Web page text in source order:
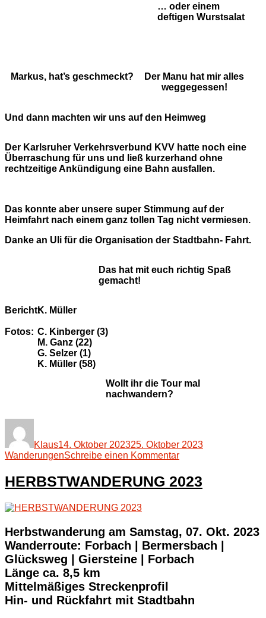
… oder einem
deftigen Wurstsalat
Markus, hat’s geschmeckt?
Der Manu hat mir alles
weggegessen!
Und dann machten wir uns auf den Heimweg
Der Karlsruher Verkehrsverbund KVV hatte noch eine
Überraschung für uns und ließ kurzerhand ohne
rechtzeitige Ankündigung eine Bahn ausfallen.
Das konnte aber unsere super Stimmung auf der
Heimfahrt nach einem ganz tollen Tag nicht vermiesen.
Danke an Uli für die Organisation der Stadtbahn- Fahrt.
Das hat mit euch richtig Spaß
gemacht!
Bericht:
Fotos:
K. Müller
C. Kinberger (3)
M. Ganz (22)
G. Selzer (1)
K. Müller (58)
Wollt ihr die Tour mal
nachwandern?
Klaus14. Oktober 202325. Oktober 2023
WanderungenSchreibe einen Kommentarzu
2023
HERBSTWANDERUNG 2023
Herbstwanderung am Samstag, 07. Okt. 2023
Wanderroute: Forbach | Bermersbach |
Glücksweg | Giersteine | Forbach
Länge ca. 8,5 km
Mittelmäßiges Streckenprofil
Hin- und Rückfahrt mit Stadtbahn